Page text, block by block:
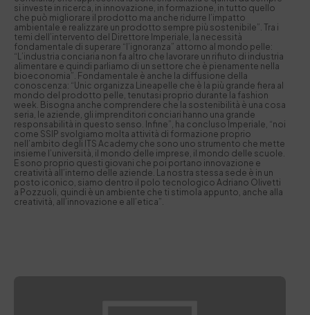
si investe in ricerca, in innovazione, in formazione, in tutto quello
che può migliorare il prodotto ma anche ridurre l’impatto
ambientale e realizzare un prodotto sempre più sostenibile”. Tra i
temi dell’intervento del Direttore Imperiale, la necessità
fondamentale di superare “l’ignoranza” attorno al mondo pelle:
“L’industria conciaria non fa altro che lavorare un rifiuto di industria
alimentare e quindi parliamo di un settore che è pienamente nella
bioeconomia”. Fondamentale è anche la diffusione della
conoscenza: “Unic organizza Lineapelle che è la più grande fiera al
mondo del prodotto pelle, tenutasi proprio durante la fashion
week. Bisogna anche comprendere che la sostenibilità è una cosa
seria, le aziende, gli imprenditori conciari hanno una grande
responsabilità in questo senso. Infine”, ha concluso Imperiale, “noi
come SSIP svolgiamo molta attività di formazione proprio
nell’ambito degli ITS Academy che sono uno strumento che mette
insieme l’università, il mondo delle imprese, il mondo delle scuole.
E sono proprio questi giovani che poi portano innovazione e
creatività all’interno delle aziende. La nostra stessa sede è in un
posto iconico, siamo dentro il polo tecnologico Adriano Olivetti
a Pozzuoli, quindi è un ambiente che ti stimola appunto, anche alla
creatività, all’innovazione e all’etica”.